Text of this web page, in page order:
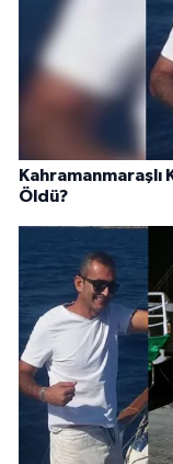
Kahramanmaraşlı
Öldü?